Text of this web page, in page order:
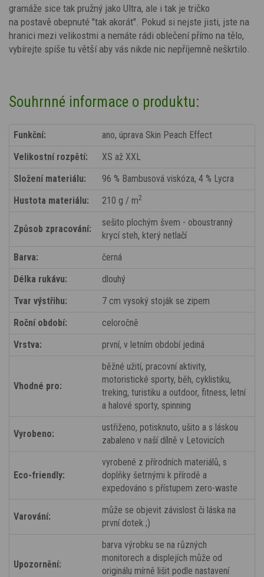
gramáže sice tak pružný jako Ultra, ale i tak je tričko
na postavě obepnuté "tak akorát". Pokud si nejste jisti, jste na
hranici mezi velikostmi a nemáte rádi oblečení přímo na tělo,
vybírejte spíše tu větší aby vás nikde nic nepříjemně neškrtilo.
Souhrnné informace o produktu:
Funkční:
ano, úprava Skin Peach Effect
Velikostní rozpětí:
XS až XXL
Složení materiálu:
96 % Bambusová viskóza, 4 % Lycra
Hustota materiálu:
210 g / m2
Způsob zpracování:
sešito plochým švem - oboustranný
krycí steh, který netlačí
Barva:
černá
Délka rukávu:
dlouhý
Tvar výstřihu:
7 cm vysoký stoják se zipem
Roční období:
celoročně
Vrstva:
první, v letním období jediná
Vhodné pro:
běžné užití, pracovní aktivity,
motoristické sporty, běh, cyklistiku,
treking, turistiku a outdoor, fitness, letní
a halové sporty, spinning
Vyrobeno:
ustřiženo, potisknuto, ušito a s láskou
zabaleno v naší dílně v Letovicích
Eco-friendly:
vyrobené z přírodních materiálů, s
doplňky šetrnými k přírodě a
expedováno s přístupem zero-waste
Varování:
může se objevit závislost či láska na
první dotek ;)
Upozornění:
barva výrobku se na různých
monitorech a displejích může od
originálu mírně lišit podle nastavení